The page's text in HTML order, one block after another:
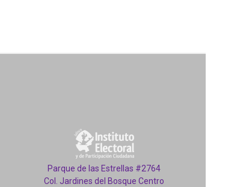
Parque de las Estrellas #2764
Col. Jardines del Bosque Centro